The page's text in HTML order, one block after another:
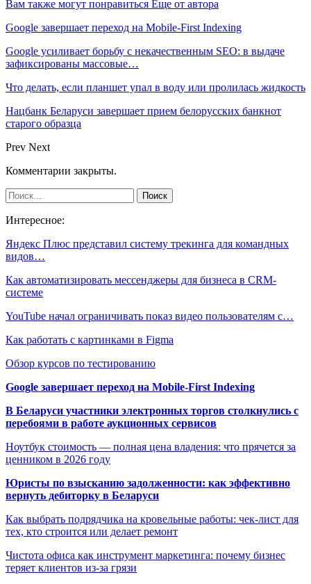
Вам также могут понравиться Еще от автора
Google завершает переход на Mobile-First Indexing
Google усиливает борьбу с некачественным SEO: в выдаче
зафиксированы массовые…
Что делать, если планшет упал в воду или пролилась жидкость
Нацбанк Беларуси завершает прием белорусских банкнот
старого образца
Prev Next
Комментарии закрыты.
Интересное:
Яндекс Плюс представил систему трекинга для командных
видов…
Как автоматизировать мессенджеры для бизнеса в CRM-
системе
YouTube начал ограничивать показ видео пользователям с…
Как работать с картинками в Figma
Обзор курсов по тестированию
Google завершает переход на Mobile-First Indexing
В Беларуси участники электронных торгов столкнулись с
перебоями в работе аукционных сервисов
Ноутбук стоимость — полная цена владения: что прячется за
ценником в 2026 году
Юристы по взысканию задолженности: как эффективно
вернуть дебиторку в Беларуси
Как выбрать подрядчика на кровельные работы: чек-лист для
тех, кто строится или делает ремонт
Чистота офиса как инструмент маркетинга: почему бизнес
теряет клиентов из-за грязи